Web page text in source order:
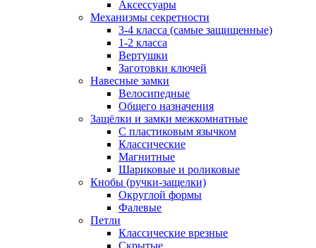
Аксессуары
Механизмы секретности
3-4 класса (самые защищенные)
1-2 класса
Вертушки
Заготовки ключей
Навесные замки
Велосипедные
Общего назначения
Защёлки и замки межкомнатные
С пластиковым язычком
Классические
Магнитные
Шариковые и роликовые
Кнобы (ручки-защелки)
Округлой формы
Фалевые
Петли
Классические врезные
Скрытые